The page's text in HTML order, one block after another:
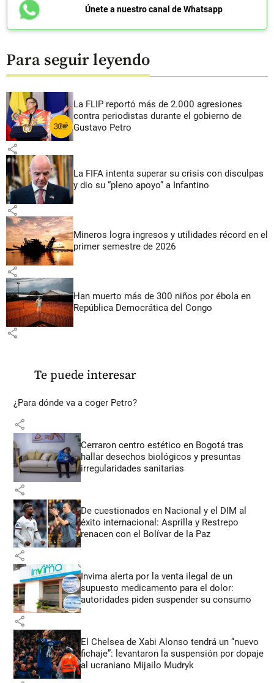
Únete a nuestro canal de Whatsapp
Para seguir leyendo
La FLIP reportó más de 2.000 agresiones
contra periodistas durante el gobierno de
Gustavo Petro
share
La FIFA intenta superar su crisis con disculpas
y dio su “pleno apoyo” a Infantino
share
Mineros logra ingresos y utilidades récord en el
primer semestre de 2026
share
Han muerto más de 300 niños por ébola en
República Democrática del Congo
share
Te puede interesar
¿Para dónde va a coger Petro?
share
Cerraron centro estético en Bogotá tras
hallar desechos biológicos y presuntas
irregularidades sanitarias
share
De cuestionados en Nacional y el DIM al
éxito internacional: Asprilla y Restrepo
renacen con el Bolívar de la Paz
share
Invima alerta por la venta ilegal de un
supuesto medicamento para el dolor:
autoridades piden suspender su consumo
share
El Chelsea de Xabi Alonso tendrá un “nuevo
fichaje”: levantaron la suspensión por dopaje
al ucraniano Mijailo Mudryk